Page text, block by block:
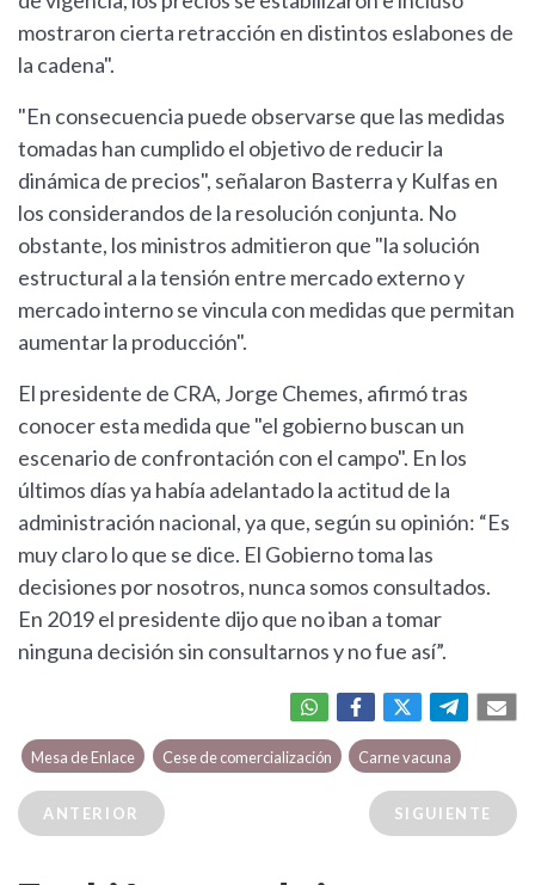
mostraron cierta retracción en distintos eslabones de
la cadena".
"En consecuencia puede observarse que las medidas
tomadas han cumplido el objetivo de reducir la
dinámica de precios", señalaron Basterra y Kulfas en
los considerandos de la resolución conjunta. No
obstante, los ministros admitieron que "la solución
estructural a la tensión entre mercado externo y
mercado interno se vincula con medidas que permitan
aumentar la producción".
El presidente de CRA, Jorge Chemes, afirmó tras
conocer esta medida que "el gobierno buscan un
escenario de confrontación con el campo". En los
últimos días ya había adelantado la actitud de la
administración nacional, ya que, según su opinión: “Es
muy claro lo que se dice. El Gobierno toma las
decisiones por nosotros, nunca somos consultados.
En 2019 el presidente dijo que no iban a tomar
ninguna decisión sin consultarnos y no fue así”.
Mesa de Enlace Cese de comercialización Carne vacuna
ANTERIOR SIGUIENTE